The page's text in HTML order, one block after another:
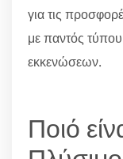
για τις
με παντός
εκκενώσεων.
Ποιό